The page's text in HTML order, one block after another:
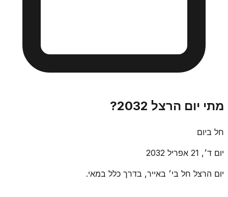
מתי יום הרצל 2032?
חל ביום
יום ד׳, 21 אפריל 2032
יום הרצל חל בי׳ באייר, בדרך כלל במאי.